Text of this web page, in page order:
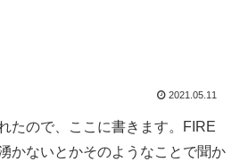
2021.05.11
たので、ここに書きます。FIRE
かないとかそのようなことで聞か